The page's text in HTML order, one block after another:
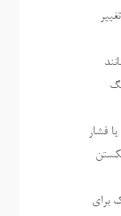
فشار
برای